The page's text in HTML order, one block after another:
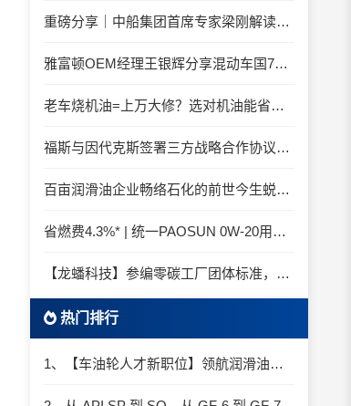
重磅分享｜中船集团首席专家梁刚解读船舶动力润滑需求
雅富顿OEM经理王银辉分享混动车国7后处理系统的润滑油要求
老车烧机油=上万大修？选对机油能省大钱！
福斯与因代克斯签署三方战略合作协议，覆盖全系列机床
百亩润滑油企业畅络石化的前世今生蜕变之路
省燃费4.3%* | 统一PAOSUN 0W-20用认证和标准说话
【龙蟠科技】参编零碳工厂团体标准，龙蟠科技以绿色智造锚定零碳未来
热门排行
1、【车油轮人才新职位】领航润滑油优质职位招聘